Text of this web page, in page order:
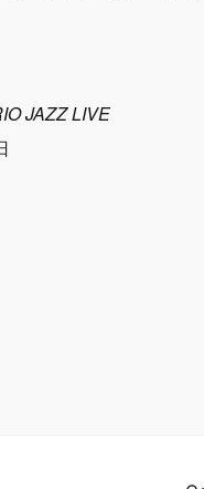
JAZZ LIVE